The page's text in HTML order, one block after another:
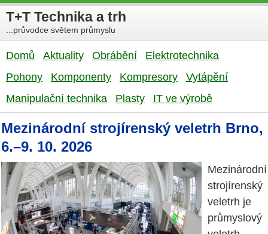
T+T Technika a trh
...průvodce světem průmyslu
Domů Aktuality Obrábění
Elektrotechnika
Pohony
Komponenty Kompresory
Vytápění
Manipulační technika
Plasty IT ve výrobě
Mezinárodní strojírenský veletrh Brno,
6.–9. 10. 2026
Mezinárodní
strojírenský
veletrh je
průmyslový